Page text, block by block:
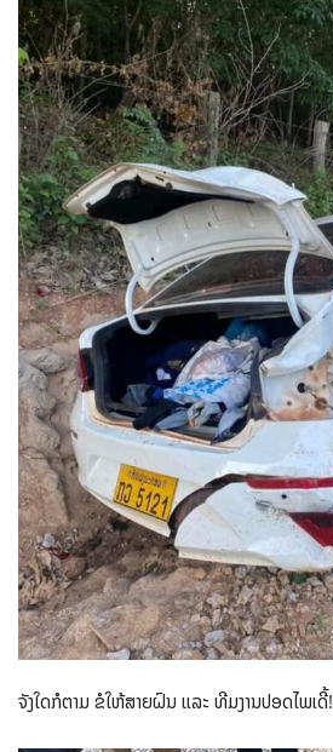
ຈັງໃດກໍຕາມ ຂໍໃຫ້ສາຍຝົນ ແລະ ທີມງານປອດໄພເດີ້!